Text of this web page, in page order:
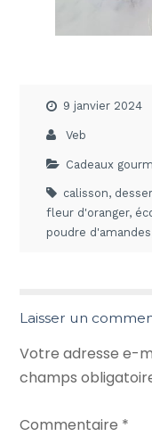
9 janvier 2024
Veb
Cadeaux
calisson,
fleur d'oranger,
poudre d'amandes
Laisser un
Votre adresse e-
champs
Commentaire *